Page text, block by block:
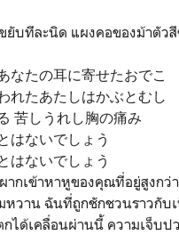
บทีละนิด แผงคอของม้าตัว
なたの耳に寄せたおでこ
れたあたしはかぶとむし
苦しうれし胸の痛み
はないでしょう
はないでしょう
ากเข้าหาหูของคุณที่อยู่สูงกว่
หวาน ฉันที่ถูกชักชวนราวกับ
ได้เคลื่อนผ่านนี้ ความเจ็บป